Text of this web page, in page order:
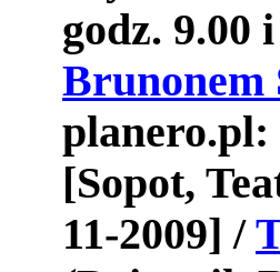
godz. 9.00
Brunonem
planero.pl:
[Sopot,
11-2009] /